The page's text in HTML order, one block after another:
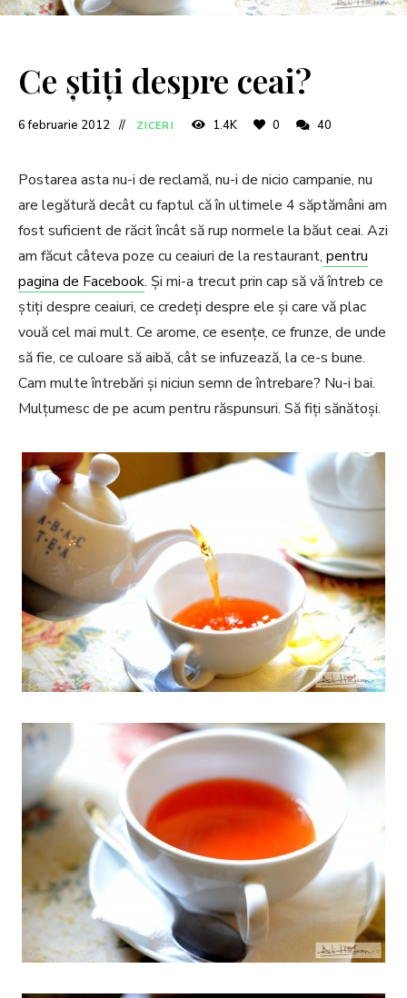
Ce știți despre ceai?
6 februarie 2012 ZICERI 1.4K 0 40
Postarea asta nu-i de reclamă, nu-i de nicio campanie, nu
are legătură decât cu faptul că în ultimele 4 săptămâni am
fost suficient de răcit încât să rup normele la băut ceai. Azi
am făcut câteva poze cu ceaiuri de la restaurant, pentru
pagina de Facebook. Și mi-a trecut prin cap să vă întreb ce
știți despre ceaiuri, ce credeți despre ele și care vă plac
vouă cel mai mult. Ce arome, ce esențe, ce frunze, de unde
să fie, ce culoare să aibă, cât se infuzează, la ce-s bune.
Cam multe întrebări și niciun semn de întrebare? Nu-i bai.
Mulțumesc de pe acum pentru răspunsuri. Să fiți sănătoși.